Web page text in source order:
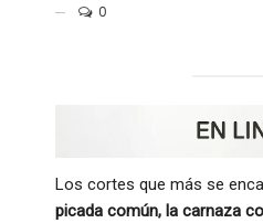
0
Los cortes que más se
picada común, la carnaza